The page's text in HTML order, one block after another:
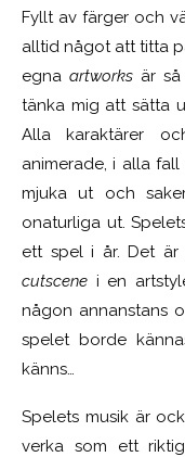
Fyllt av färger och
alltid något att titta
egnaartworks är
tänka mig att sätta
Alla karaktärer
animerade, i alla
mjuka ut och
onaturliga ut.
ett spel i år. Det är
cutscene i en
någon annanstans
spelet borde
känns…
Spelets musik är
verka som ett